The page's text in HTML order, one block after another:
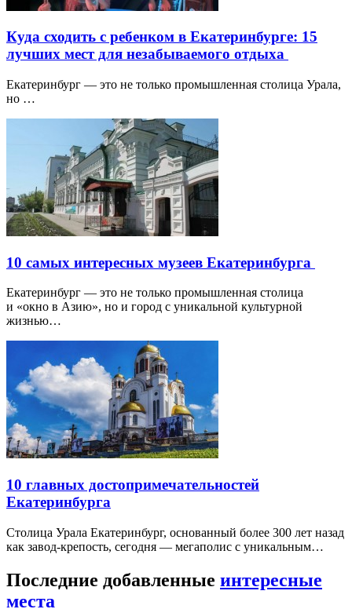
Куда сходить с ребенком в Екатеринбурге: 15
лучших мест для незабываемого отдыха
Екатеринбург — это не только промышленная столица Урала,
но …
10 самых интересных музеев Екатеринбурга
Екатеринбург — это не только промышленная столица
и «окно в Азию», но и город с уникальной культурной
жизнью…
10 главных достопримечательностей
Екатеринбурга
Столица Урала Екатеринбург, основанный более 300 лет назад
как завод-крепость, сегодня — мегаполис с уникальным…
Последние добавленные интересные
места